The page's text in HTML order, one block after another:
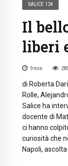
SALICE 124
Il
liberi
9 min
di Roberta
Rolle,
Salice ha
docente di
ci hanno
curiosità che
Napoli,